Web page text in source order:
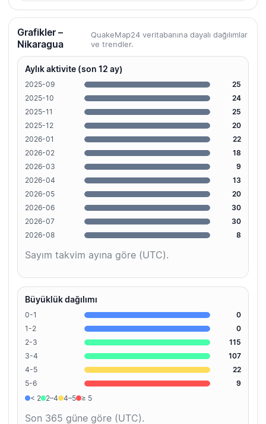
Grafikler –
Nikaragua
QuakeMap24 veritabanına dayalı dağılımlar
ve trendler.
Aylık aktivite (son 12 ay)
2025-09
25
2025-10
24
2025-11
25
2025-12
20
2026-01
22
2026-02
18
2026-03
9
2026-04
13
2026-05
20
2026-06
30
2026-07
30
2026-08
8
Sayım takvim ayına göre (UTC).
Büyüklük dağılımı
0-1
0
1-2
0
2-3
115
3-4
107
4-5
22
5-6
9
< 2
2–4 4–5 ≥ 5
Son 365 güne göre (UTC).